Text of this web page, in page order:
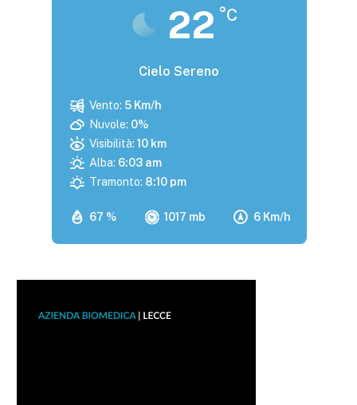
22 °C
Cielo Sereno
67 % 1017 mb 6 Km/h
Vento: 5 Km/h
Nuvole: 0%
Visibilità: 10 km
Alba: 6:03 am
Tramonto: 8:10 pm